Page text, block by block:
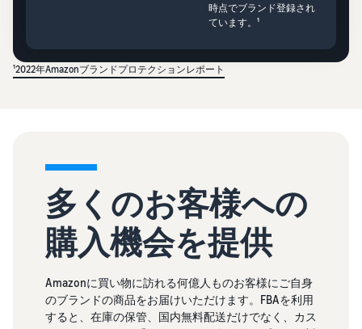
時点でブランド登録され
ています。¹
¹2022年Amazonブランドプロテクションレポート
多くのお客様への
購入機会を提供
Amazonに買い物に訪れる何億人ものお客様にご自身
のブランドの商品をお届けいただけます。FBAを利用
すると、在庫の保管、国内無料配送だけでなく、カス